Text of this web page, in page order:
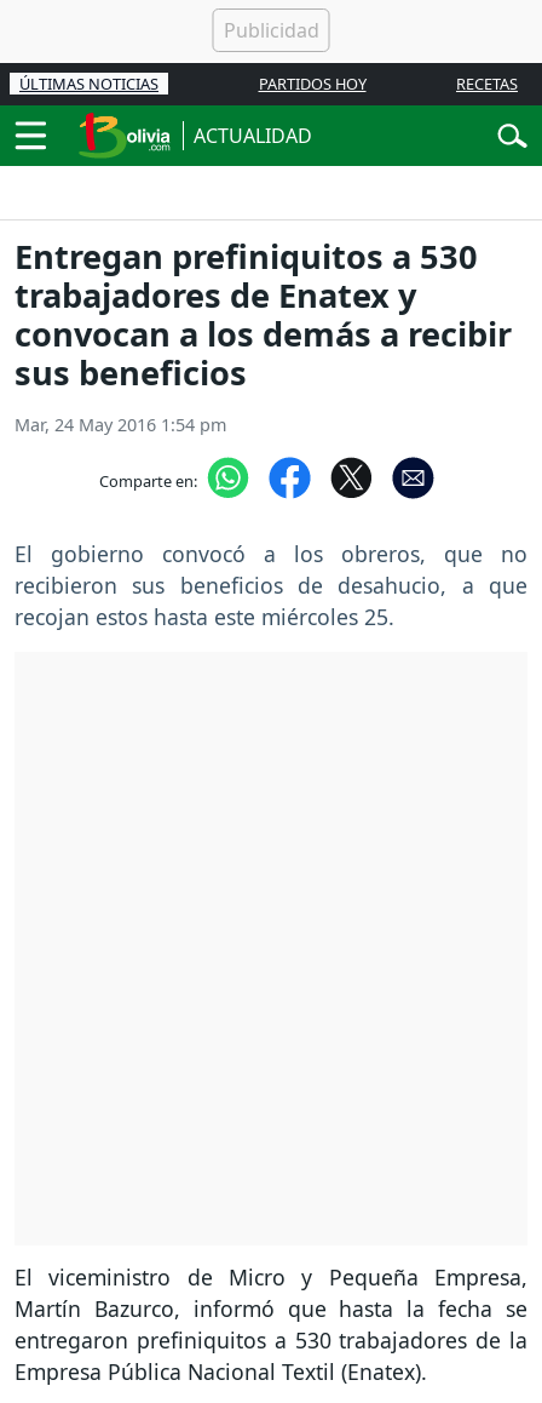
ÚLTIMAS NOTICIAS PARTIDOS HOY RECETAS
ACTUALIDAD
Entregan prefiniquitos a 530
trabajadores de Enatex y
convocan a los demás a recibir
sus beneficios
Mar, 24 May 2016 1:54 pm
Comparte en:
El gobierno convocó a los obreros, que no
recibieron sus beneficios de desahucio, a que
recojan estos hasta este miércoles 25.
El viceministro de Micro y Pequeña Empresa,
Martín Bazurco, informó que hasta la fecha se
entregaron prefiniquitos a 530 trabajadores de la
Empresa Pública Nacional Textil (Enatex).